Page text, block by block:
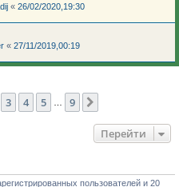
« 26/02/2020,19:30
« 27/11/2019,00:19
из
3 4 5 9
Перейти
пользователей и 20